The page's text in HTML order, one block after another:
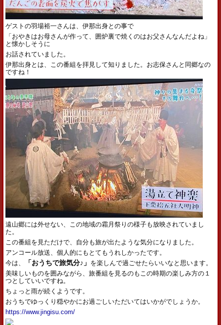
ゲストの羽場裕一さんは、伊那出身との事で
「おやきはお母さんが作って、囲炉裏で焼くのはお父さんなんだよね」
と懐かしそうに
お話されていました。
伊那出身とは、この番組を拝見して知りました。お志保さんと同郷なの
ですね！
遠山郷には外せない、この地域の霜月祭りの様子も放映されていまし
た。
この番組を見ただけで、自分も旅が出たような気分になりました。
アンコール放送、個人的にもとてもうれしかったです。
今は、
「おうちで旅気分♪」 を楽しんで過ごせたらいいなと思います。
美味しいものを囲みながら、旅番組を見るのもこの時期の楽しみ方の１
つとしていいですね。
ちょっと雨が続くようです。
おうちでゆっくり穏やかにお過ごしいただいてはいかがでしょうか。
https://www.jingisu.com/